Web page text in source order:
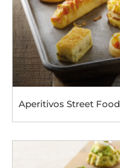
Aperitivos Street Food